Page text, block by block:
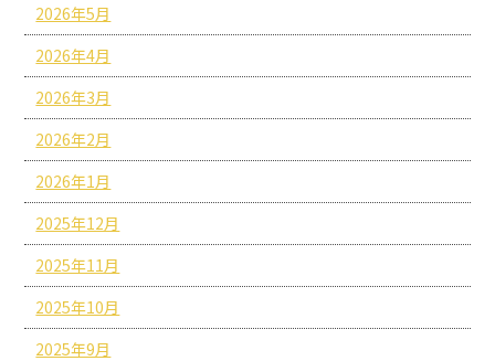
2026年5月
2026年4月
2026年3月
2026年2月
2026年1月
2025年12月
2025年11月
2025年10月
2025年9月